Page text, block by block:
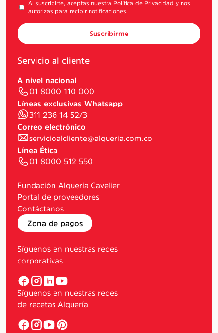
Al suscribirte, aceptas nuestra Política de Privacidad y nos
autorizas para recibir notificaciones.
Suscribirme
Servicio al cliente
A nivel nacional
01 8000 110 000
Líneas exclusivas Whatsapp
311 236 14 52/3
Correo electrónico
servicioalcliente@alqueria.com.co
Línea Ética
01 8000 512 550
Fundación Alquería Cavelier
Portal de proveedores
Contáctanos
Zona de pagos
Síguenos en nuestras redes
corporativas
Síguenos en nuestras redes
de recetas Alquería